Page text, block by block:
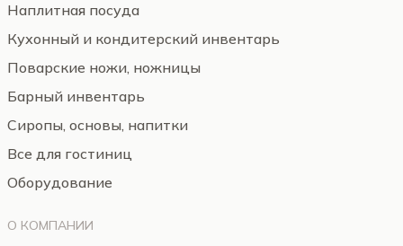
Наплитная посуда
Кухонный и кондитерский инвентарь
Поварские ножи, ножницы
Барный инвентарь
Сиропы, основы, напитки
Все для гостиниц
Оборудование
О КОМПАНИИ